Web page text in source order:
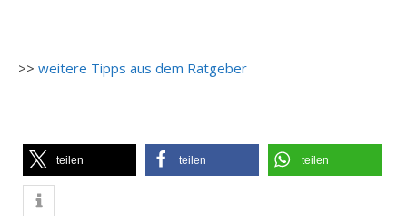
>> weitere Tipps aus dem Ratgeber
teilen teilen teilen